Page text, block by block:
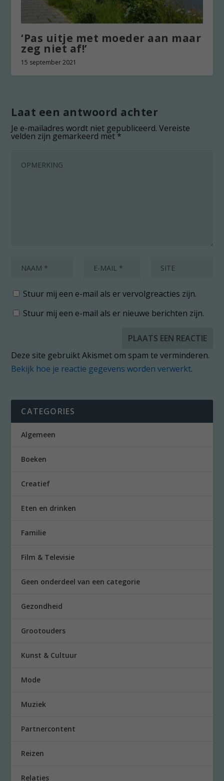
‘Pas uitje met moeder aan maar
zeg niet af!’
15 september 2021
Laat een antwoord achter
Je e-mailadres wordt niet gepubliceerd. Vereiste
velden zijn gemarkeerd met*
Stuur mij een e-mail als er vervolgreacties zijn.
Stuur mij een e-mail als er nieuwe berichten zijn.
Deze site gebruikt Akismet om spam te verminderen.
Bekijk hoe je reactie gegevens worden verwerkt.
CATEGORIES
Algemeen
Boeken
Creatief
Eten en drinken
Familie
Film & Televisie
Geen onderdeel van een categorie
Gezondheid
Grootouders
Kunst & Cultuur
Mode
Muziek
Partnercontent
Reizen
Relaties